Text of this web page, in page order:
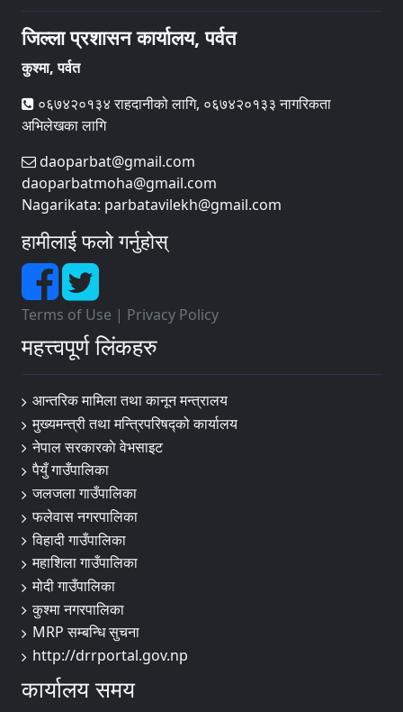
जिल्ला प्रशासन कार्यालय, पर्वत
कुश्मा, पर्वत
०६७४२०१३४ राहदानीको लागि, ०६७४२०१३३ नागरिकता
अभिलेखका लागि
daoparbat@gmail.com
daoparbatmoha@gmail.com
Nagarikata: parbatavilekh@gmail.com
हामीलाई फलो गर्नुहोस्
Terms of Use | Privacy Policy
महत्त्वपूर्ण लिंकहरु
आन्तरिक मामिला तथा कानून मन्त्रालय
मुख्यमन्त्री तथा मन्त्रिपरिषद्को कार्यालय
नेपाल सरकारकाे वेभसाइट
पैयुँ गाउँपालिका
जलजला गाउँपालिका
फलेवास नगरपालिका
विहादी गाउँपालिका
महाशिला गाउँपालिका
मोदी गाउँपालिका
कुश्मा नगरपालिका
MRP सम्बन्धि सुचना
http://drrportal.gov.np
कार्यालय समय